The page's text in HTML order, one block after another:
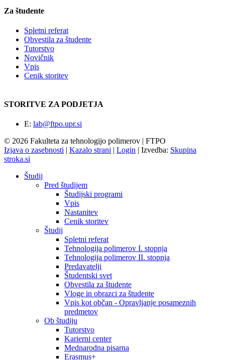
Za študente
Spletni referat
Obvestila za študente
Tutorstvo
Novičnik
Vpis
Cenik storitev
STORITVE ZA PODJETJA
E: lab@ftpo.upr.si
© 2026 Fakulteta za tehnologijo polimerov | FTPO
Izjava o zasebnosti | Kazalo strani | Login | Izvedba: Skupina
stroka.si
Študij
Pred študijem
Študijski programi
Vpis
Nastanitev
Cenik storitev
Študij
Spletni referat
Tehnologija polimerov I. stopnja
Tehnologija polimerov II. stopnja
Predavatelji
Študentski svet
Obvestila za študente
Vloge in obrazci za študente
Vpis kot občan - Opravljanje posameznih
predmetov
Ob študiju
Tutorstvo
Karierni center
Mednarodna pisarna
Erasmus+